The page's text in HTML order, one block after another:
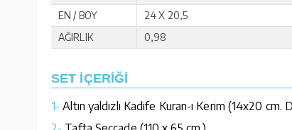
EN / BOY
24 X 20,5
AĞIRLIK
0,98
SET İÇERİĞİ
1- Altın yaldızlı Kadife Kuran-ı Kerim (14x20 cm.